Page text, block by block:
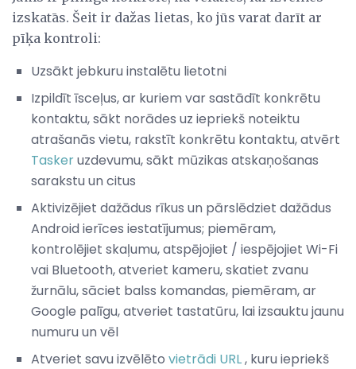
izskatās. Šeit ir dažas lietas, ko jūs varat darīt ar
pīķa kontroli:
Uzsākt jebkuru instalētu lietotni
Izpildīt īsceļus, ar kuriem var sastādīt konkrētu
kontaktu, sākt norādes uz iepriekš noteiktu
atrašanās vietu, rakstīt konkrētu kontaktu, atvērt
Taskeruzdevumu, sākt mūzikas atskaņošanas
sarakstu un citus
Aktivizējiet dažādus rīkus un pārslēdziet dažādus
Android ierīces iestatījumus; piemēram,
kontrolējiet skaļumu, atspējojiet / iespējojiet Wi-Fi
vai Bluetooth, atveriet kameru, skatiet zvanu
žurnālu, sāciet balss komandas, piemēram, ar
Google palīgu, atveriet tastatūru, lai izsauktu jaunu
numuru un vēl
Atveriet savu izvēlēto vietrādi URL, kuru iepriekš